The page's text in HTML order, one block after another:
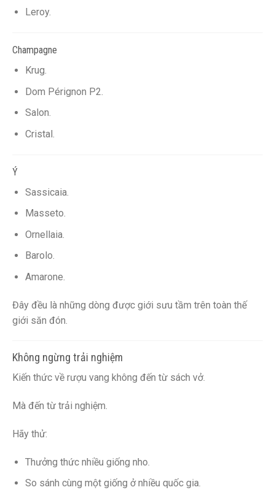
Leroy.
Champagne
Krug.
Dom Pérignon P2.
Salon.
Cristal.
Ý
Sassicaia.
Masseto.
Ornellaia.
Barolo.
Amarone.
Đây đều là những dòng được giới sưu tầm trên toàn thế
giới săn đón.
Không ngừng trải nghiệm
Kiến thức về rượu vang không đến từ sách vở.
Mà đến từ trải nghiệm.
Hãy thử:
Thưởng thức nhiều giống nho.
So sánh cùng một giống ở nhiều quốc gia.